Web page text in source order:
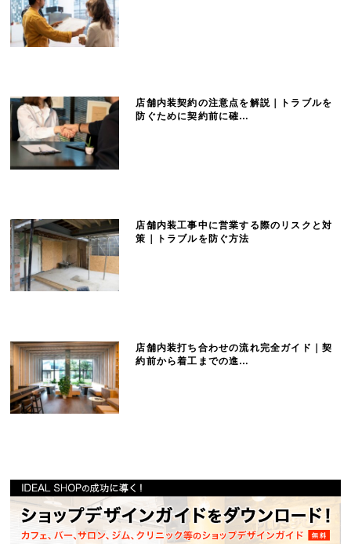
店舗内装契約の注意点を解説｜トラブルを
防ぐために契約前に確…
店舗内装工事中に営業する際のリスクと対
策｜トラブルを防ぐ方法
店舗内装打ち合わせの流れ完全ガイド｜契
約前から着工までの進…